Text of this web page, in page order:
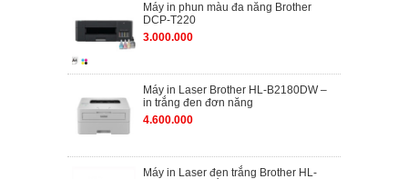
Máy in phun màu đa năng Brother
DCP-T220
3.000.000
Máy in Laser Brother HL-B2180DW –
in trắng đen đơn năng
4.600.000
Máy in Laser đen trắng Brother HL-